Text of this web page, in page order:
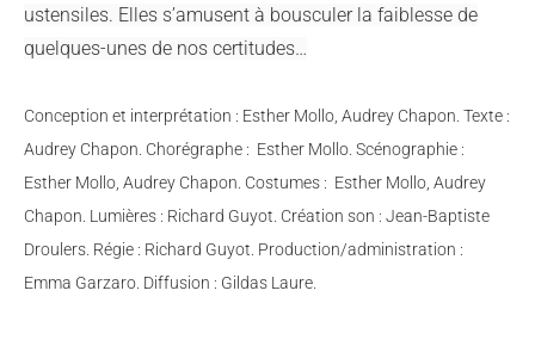
ustensiles. Elles s’amusent à bousculer la faiblesse de
quelques-unes de nos certitudes…
Conception et interprétation : Esther Mollo, Audrey Chapon. Texte :
Audrey Chapon. Chorégraphe : Esther Mollo. Scénographie :
Esther Mollo, Audrey Chapon. Costumes : Esther Mollo, Audrey
Chapon. Lumières : Richard Guyot. Création son : Jean-Baptiste
Droulers. Régie : Richard Guyot. Production/administration :
Emma Garzaro. Diffusion : Gildas Laure.